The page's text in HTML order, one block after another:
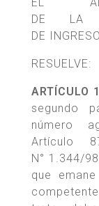
DE LA
DE
RESUELVE:
ARTÍCULO
segundo
número
Artículo
N° 1.344/
que